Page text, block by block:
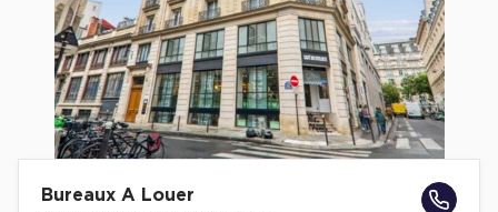
Bureaux A Louer